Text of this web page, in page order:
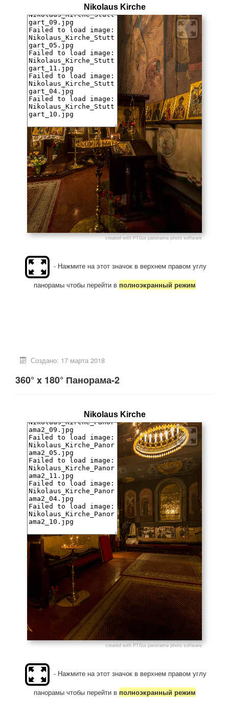
- Нажмите на этот значок в верхнем правом углу
панорамы чтобы перейти в полноэкранный режим
Создано: 17 марта 2018
360° x 180° Панорама-2
- Нажмите на этот значок в верхнем правом углу
панорамы чтобы перейти в полноэкранный режим